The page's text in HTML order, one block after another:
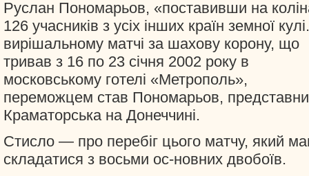
Руслан Пономарьов, «поставивши на
126 учасників з усіх інших країн земної
вирішальному матчі за шахову корону, що
тривав з 16 по 23 січня 2002 року в
московському готелі «Метрополь»,
переможцем став Пономарьов,
Краматорська на Донеччині.
Стисло — про перебіг цього матчу, який
складатися з восьми ос-новних двобоїв.